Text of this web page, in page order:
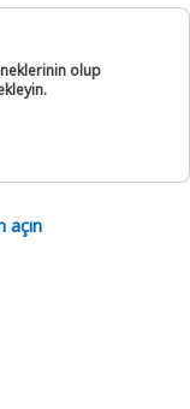
olup
açın